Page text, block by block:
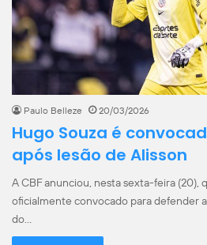
Paulo Belleze 20/03/2026
Hugo Souza é
após lesão de Alisson
A CBF anunciou, nesta sexta-feira (20),
oficialmente convocado para defender
do…